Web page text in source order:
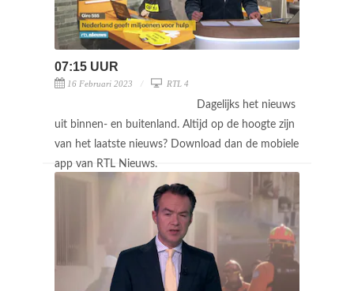
07:15 UUR
16 Februari 2023 RTL 4
Dagelijks het nieuws
uit binnen- en buitenland. Altijd op de hoogte zijn
van het laatste nieuws? Download dan de mobiele
app van RTL Nieuws.